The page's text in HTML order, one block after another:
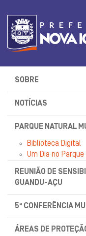
SOBRE
NOTÍCIAS
PARQUE NATURAL
Biblioteca Digital
Um Dia no Parque
REUNIÃO DE
GUANDU-AÇU
5ª CONFERÊNCIA
ÁREAS DE